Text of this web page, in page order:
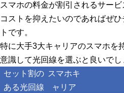
スマホの料金が割引されるサービ
コストを抑えたいのであればぜ
トです。
特に大手3大キャリアのスマホを
意識して光回線を選ぶと良いでし
セット割の
ある光回線
スマホキ
ャリア